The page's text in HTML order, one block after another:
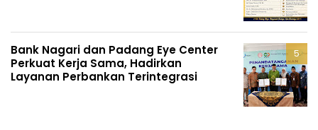
Bank Nagari dan Padang Eye Center
Perkuat Kerja Sama, Hadirkan
Layanan Perbankan Terintegrasi